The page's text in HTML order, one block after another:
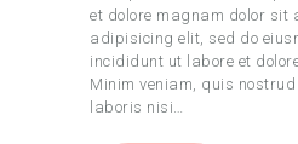
et dolore magnam dolor sit
adipisicing elit, sed do
incididunt ut labore et
Minim veniam, quis
laboris nisi…